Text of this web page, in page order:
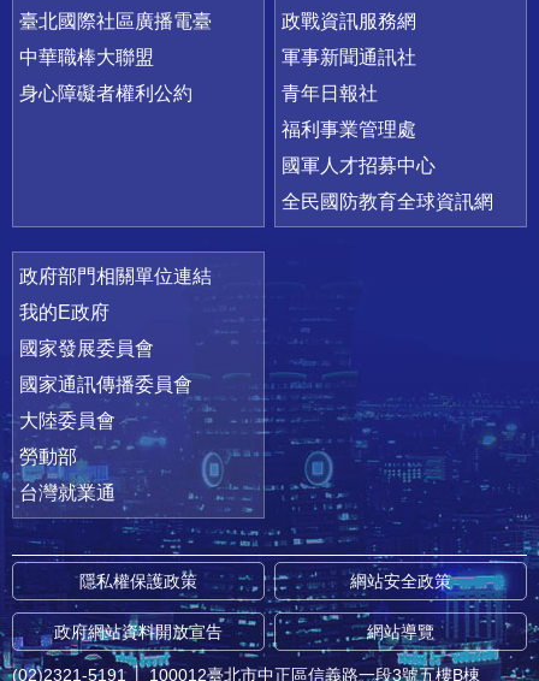
臺北國際社區廣播電臺
中華職棒大聯盟
身心障礙者權利公約
政戰資訊服務網
軍事新聞通訊社
青年日報社
福利事業管理處
國軍人才招募中心
全民國防教育全球資訊網
政府部門相關單位連結
我的E政府
國家發展委員會
國家通訊傳播委員會
大陸委員會
勞動部
台灣就業通
隱私權保護政策 網站安全政策
政府網站資料開放宣告 網站導覽
(02)2321-5191 │ 100012臺北市中正區信義路一段3號五樓B棟